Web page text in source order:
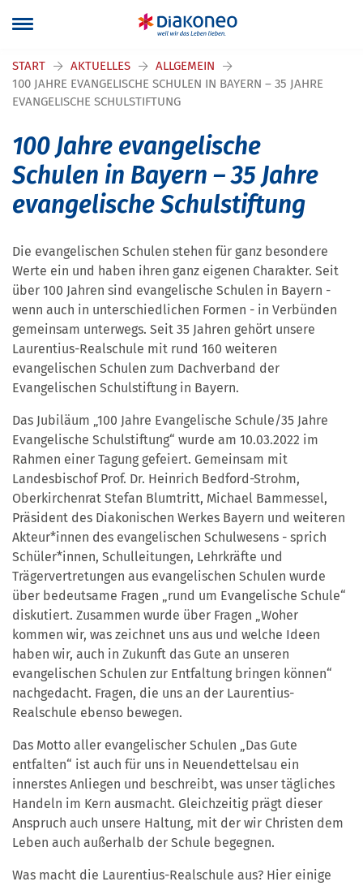
START AKTUELLES
ALLGEMEIN
100 JAHRE EVANGELISCHE SCHULEN IN BAYERN – 35 JAHRE
EVANGELISCHE SCHULSTIFTUNG
100 Jahre evangelische
Schulen in Bayern – 35 Jahre
evangelische Schulstiftung
Die evangelischen Schulen stehen für ganz besondere
Werte ein und haben ihren ganz eigenen Charakter. Seit
über 100 Jahren sind evangelische Schulen in Bayern -
wenn auch in unterschiedlichen Formen - in Verbünden
gemeinsam unterwegs. Seit 35 Jahren gehört unsere
Laurentius-Realschule mit rund 160 weiteren
evangelischen Schulen zum Dachverband der
Evangelischen Schulstiftung in Bayern.
Das Jubiläum „100 Jahre Evangelische Schule/35 Jahre
Evangelische Schulstiftung“ wurde am 10.03.2022 im
Rahmen einer Tagung gefeiert. Gemeinsam mit
Landesbischof Prof. Dr. Heinrich Bedford-Strohm,
Oberkirchenrat Stefan Blumtritt, Michael Bammessel,
Präsident des Diakonischen Werkes Bayern und weiteren
Akteur*innen des evangelischen Schulwesens - sprich
Schüler*innen, Schulleitungen, Lehrkräfte und
Trägervertretungen aus evangelischen Schulen wurde
über bedeutsame Fragen „rund um Evangelische Schule“
diskutiert. Zusammen wurde über Fragen „Woher
kommen wir, was zeichnet uns aus und welche Ideen
haben wir, auch in Zukunft das Gute an unseren
evangelischen Schulen zur Entfaltung bringen können“
nachgedacht. Fragen, die uns an der Laurentius-
Realschule ebenso bewegen.
Das Motto aller evangelischer Schulen „Das Gute
entfalten“ ist auch für uns in Neuendettelsau ein
innerstes Anliegen und beschreibt, was unser tägliches
Handeln im Kern ausmacht. Gleichzeitig prägt dieser
Anspruch auch unsere Haltung, mit der wir Christen dem
Leben auch außerhalb der Schule begegnen.
Was macht die Laurentius-Realschule aus? Hier einige